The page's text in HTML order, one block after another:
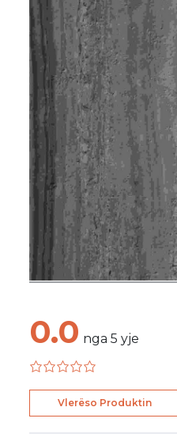
0.0 nga 5 yje
Vlerëso Produktin